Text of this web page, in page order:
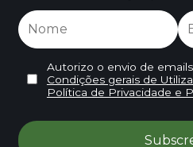
Autorizo o envio de
Condições gerais de
Política de Privacidade e